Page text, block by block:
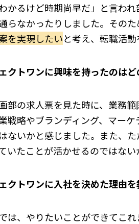
かるけど時期尚早だ」と言わ
らなかったりしました。そのた
を実現したいと考え、転職活動
クトワンに興味を持ったのは
部の求人票を見た時に、業務
戦略やブランディング、マー
ないかと感じました。また、
いたことが活かせるのではない
トワンに入社を決めた理由を
は、やりたいことができてこ